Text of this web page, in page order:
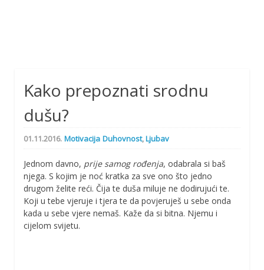
Kako prepoznati srodnu
dušu?
01.11.2016. Motivacija Duhovnost,Ljubav
Jednom davno, prije samog rođenja, odabrala si baš
njega. S kojim je noć kratka za sve ono što jedno
drugom želite reći. Čija te duša miluje ne dodirujući te.
Koji u tebe vjeruje i tjera te da povjeruješ u sebe onda
kada u sebe vjere nemaš. Kaže da si bitna. Njemu i
cijelom svijetu.